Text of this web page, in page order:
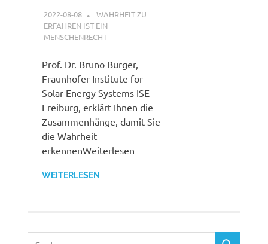
2022-08-08 XX
WAHRHEIT ZU
ERFAHREN IST EIN
MENSCHENRECHT
Prof. Dr. Bruno Burger,
Fraunhofer Institute for
Solar Energy Systems ISE
Freiburg, erklärt Ihnen die
Zusammenhänge, damit Sie
die Wahrheit
erkennenWeiterlesen
WEITERLESEN